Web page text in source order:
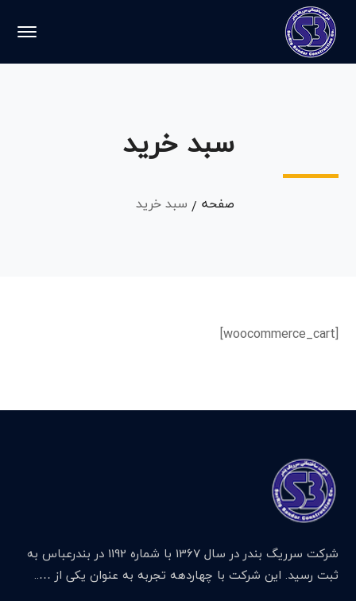
سبد خرید
صفحه سبد خرید
[woocommerce_cart]
شرکت سرریگ بندر در سال 1367 با شماره 1192 در بندرعباس به
ثبت رسید. این شرکت با چهاردهه تجربه به عنوان یکی از …..